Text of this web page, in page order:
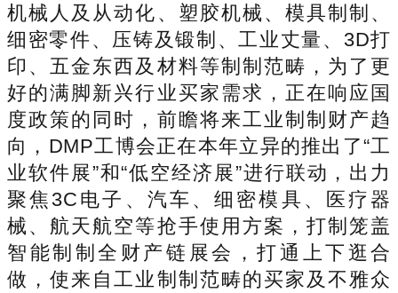
机械人及从动化、塑胶机械、模具制制、
细密零件、压铸及锻制、工业丈量、3D打
印、五金东西及材料等制制范畴，为了更
好的满脚新兴行业买家需求，正在响应国
度政策的同时，前瞻将来工业制制财产趋
向，DMP工博会正在本年立异的推出了“工
业软件展”和“低空经济展”进行联动，出力
聚焦3C电子、汽车、细密模具、医疗器
械、航天航空等抢手使用方案，打制笼盖
智能制制全财产链展会，打通上下逛合
做，使来自工业制制范畴的买家及不雅众